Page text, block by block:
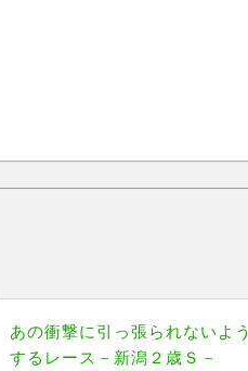
あの衝撃に引っ張られないよ
するレース－新潟２歳Ｓ－